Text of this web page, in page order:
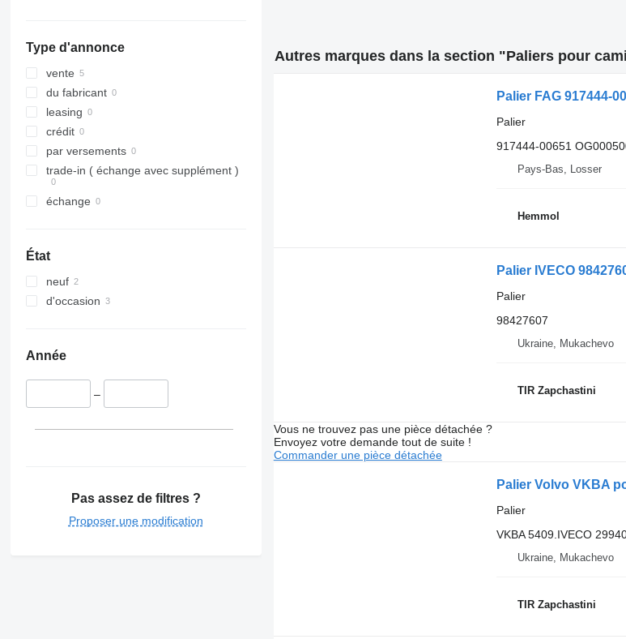
Type d'annonce
vente
du fabricant
leasing
crédit
par versements
trade-in ( échange avec supplément )
échange
État
neuf
d'occasion
Année
–
Pas assez de filtres ?
Proposer une modification
Autres marques dans la section "Paliers pour
Palier FAG 917444-
Palier
917444-00651
Pays-Bas, Losser
Hemmol
Palier IVECO
Palier
98427607
Ukraine, Mukachevo
TIR Zapchastini
Vous ne trouvez pas une pièce détachée ?
Envoyez votre demande tout de suite !
Commander une pièce détachée
Palier Volvo VKBA
Palier
VKBA 5409.IVECO
Ukraine, Mukachevo
TIR Zapchastini